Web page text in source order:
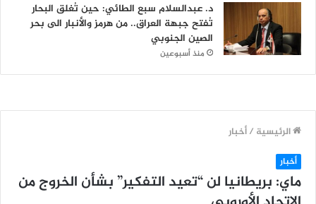
د. عبدالسلام سبع الطائي: حين تُغلق البحار
تُفتح جبهة العراق.. من هرمز والأنبار الى بحر
الصين الجنوبي
منذ أسبوعين